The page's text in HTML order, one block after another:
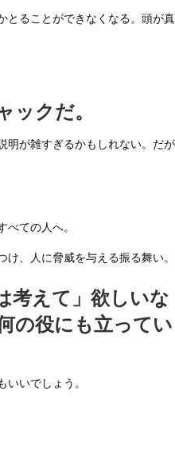
とることができなくなる。頭が真
ックだ。
明が雑すぎるかもしれない。だが
ての人へ。
け、人に脅威を与える振る舞い。
考えて」欲しいな
の役にも立ってい
いでしょう。